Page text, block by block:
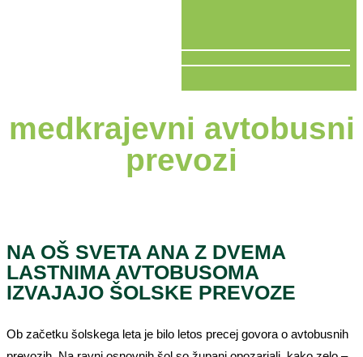
medkrajevni avtobusni
prevozi
NA OŠ SVETA ANA Z DVEMA
LASTNIMA AVTOBUSOMA
IZVAJAJO ŠOLSKE PREVOZE
Ob začetku šolskega leta je bilo letos precej govora o avtobusnih